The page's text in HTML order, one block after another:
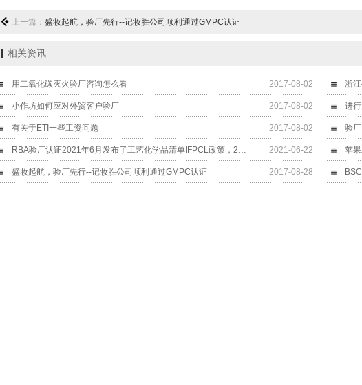
上一篇： 盛妆起航，验厂先行--记妆胜公司顺利通过GMPC认证
相关资讯
用二氧化碳灭火验厂咨询怎么看 2017-08-02 浙
小作坊如何应对外贸客户验厂 2017-08-02 进
有关于ETI一些工资问题 2017-08-02 验
RBA验厂认证2021年6月发布了工艺化学品清单IFPCL政策，2022年生效 2021-06-22 苹
盛妆起航，验厂先行--记妆胜公司顺利通过GMPC认证 2017-08-28